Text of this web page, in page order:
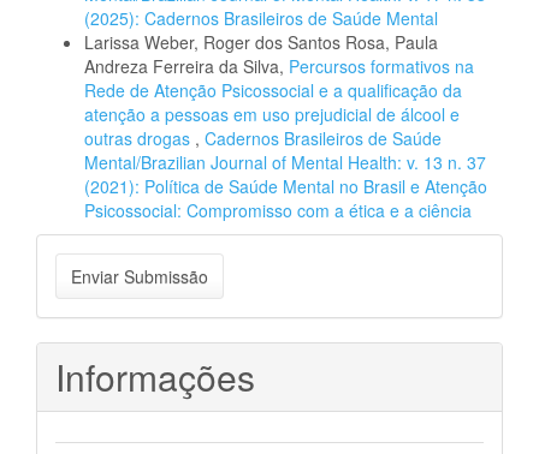
(2025): Cadernos Brasileiros de Saúde Mental
Larissa Weber, Roger dos Santos Rosa, Paula
Andreza Ferreira da Silva, Percursos formativos na
Rede de Atenção Psicossocial e a qualificação da
atenção a pessoas em uso prejudicial de álcool e
outras drogas , Cadernos Brasileiros de Saúde
Mental/Brazilian Journal of Mental Health: v. 13 n. 37
(2021): Política de Saúde Mental no Brasil e Atenção
Psicossocial: Compromisso com a ética e a ciência
Enviar
Submissão
Enviar Submissão
Informações